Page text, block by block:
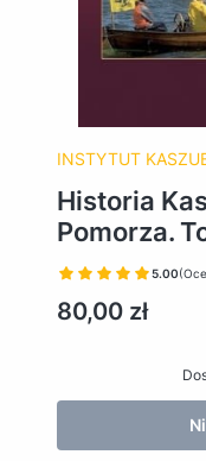
INSTYTUT
Historia
Pomorza.
5.00
Cena
80,00 zł